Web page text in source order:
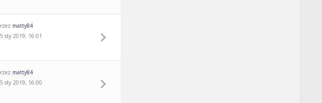
matty84
sty 2019, 16:01
matty84
sty 2019, 16:00